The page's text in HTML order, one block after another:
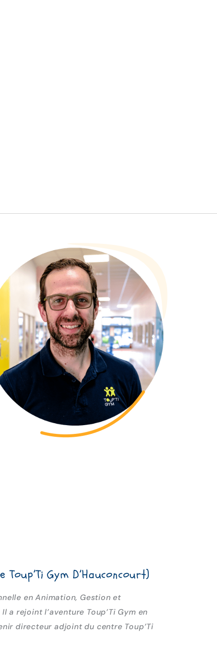
Gym D’Hauconcourt)
en Animation, Gestion et
rejoint l’aventure Toup’Ti Gym en
directeur adjoint du centre Toup’Ti